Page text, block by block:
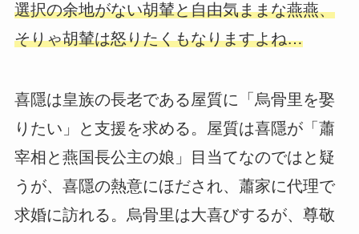
選択の余地がない胡輦と自由気ままな燕燕、
そりゃ胡輦は怒りたくもなりますよね…
喜隱は皇族の長老である屋質に「烏骨里を娶
りたい」と支援を求める。屋質は喜隱が「蕭
宰相と燕国長公主の娘」目当てなのではと疑
うが、喜隱の熱意にほだされ、蕭家に代理で
求婚に訪れる。烏骨里は大喜びするが、尊敬